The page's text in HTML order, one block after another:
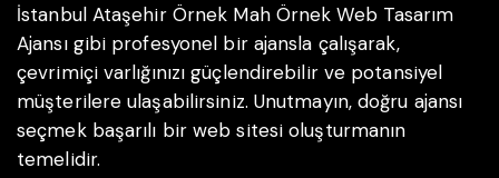
İstanbul Ataşehir Örnek Mah Örnek Web Tasarım
Ajansı gibi profesyonel bir ajansla çalışarak,
çevrimiçi varlığınızı güçlendirebilir ve potansiyel
müşterilere ulaşabilirsiniz. Unutmayın, doğru ajansı
seçmek başarılı bir web sitesi oluşturmanın
temelidir.